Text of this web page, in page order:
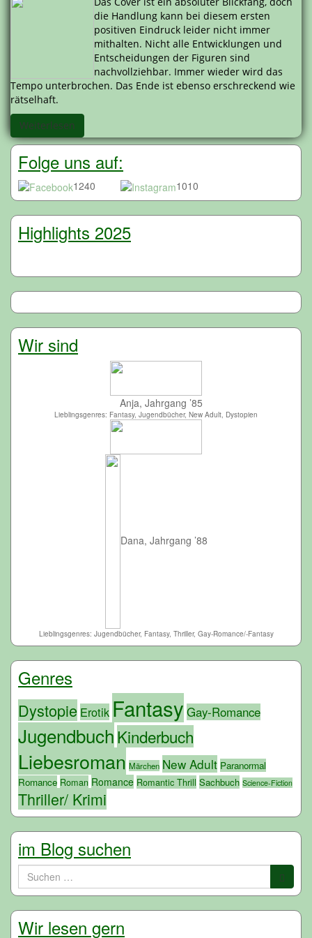
die Handlung kann bei diesem ersten
positiven Eindruck leider nicht immer
mithalten. Nicht alle Entwicklungen und
Entscheidungen der Figuren sind
nachvollziehbar. Immer wieder wird das
Tempo unterbrochen. Das Ende ist ebenso erschreckend wie
rätselhaft.
Weiterlesen
Folge uns auf:
1240 1010
Highlights 2025
Wir sind
Anja, Jahrgang ’85
Lieblingsgenres: Fantasy, Jugendbücher, New Adult, Dystopien
Dana, Jahrgang ’88
Lieblingsgenres: Jugendbücher, Fantasy, Thriller, Gay-Romance/-Fantasy
Genres
Dystopie Erotik Fantasy Gay-Romance
JugendbuchKinderbuch
Liebesroman Märchen New Adult Paranormal
Romance Roman Romance Romantic Thrill Sachbuch Science-Fiction
Thriller/ Krimi
im Blog suchen
Suchen
nach:
Wir lesen gern